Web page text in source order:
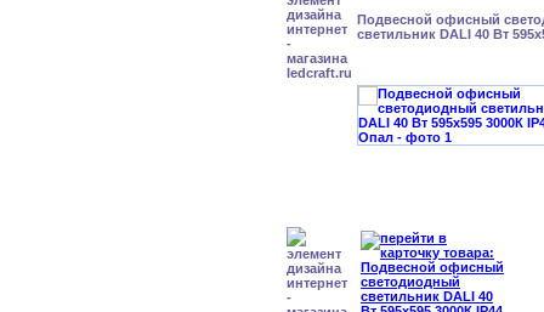
Подвесной офисный
светильник DALI 40 Вт